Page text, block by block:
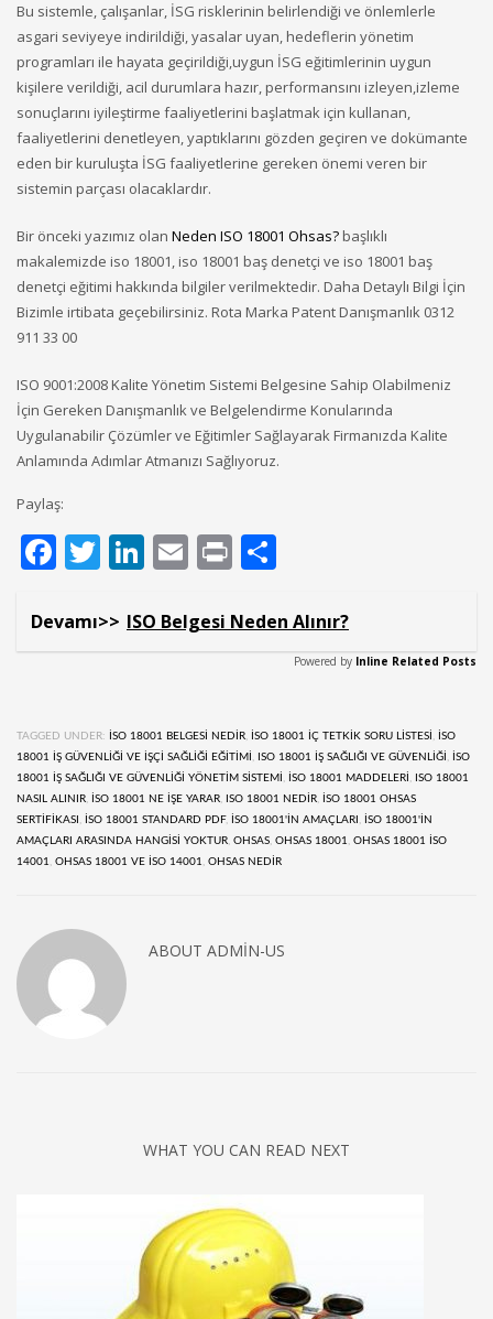
Bu sistemle, çalışanlar, İSG risklerinin belirlendiği ve önlemlerle
asgari seviyeye indirildiği, yasalar uyan, hedeflerin yönetim
programları ile hayata geçirildiği,uygun İSG eğitimlerinin uygun
kişilere verildiği, acil durumlara hazır, performansını izleyen,izleme
sonuçlarını iyileştirme faaliyetlerini başlatmak için kullanan,
faaliyetlerini denetleyen, yaptıklarını gözden geçiren ve dokümante
eden bir kuruluşta İSG faaliyetlerine gereken önemi veren bir
sistemin parçası olacaklardır.
Bir önceki yazımız olan Neden ISO 18001 Ohsas?başlıklı
makalemizde iso 18001, iso 18001 baş denetçi ve iso 18001 baş
denetçi eğitimi hakkında bilgiler verilmektedir. Daha Detaylı Bilgi İçin
Bizimle irtibata geçebilirsiniz. Rota Marka Patent Danışmanlık 0312
911 33 00
ISO 9001:2008 Kalite Yönetim Sistemi Belgesine Sahip Olabilmeniz
İçin Gereken Danışmanlık ve Belgelendirme Konularında
Uygulanabilir Çözümler ve Eğitimler Sağlayarak Firmanızda Kalite
Anlamında Adımlar Atmanızı Sağlıyoruz.
Paylaş:
Facebook
Twitter
LinkedIn
Email
Print
Devamı>> ISO Belgesi Neden Alınır?
Powered by Inline Related Posts
TAGGED UNDER: ISO 18001 BELGESI NEDIR, ISO 18001 IÇ TETKIK SORU LISTESI , ISO
18001 IŞ GÜVENLIĞI VE IŞÇI SAĞLIĞI EĞITIMI , ISO 18001 IŞ SAĞLIĞI VE GÜVENLIĞI , ISO
18001 IŞ SAĞLIĞI VE GÜVENLIĞI YÖNETIM SISTEMI , ISO 18001 MADDELERI , ISO 18001
NASIL ALINIR, ISO 18001 NE IŞE YARAR, ISO 18001 NEDIR, ISO 18001 OHSAS
SERTIFIKASI , ISO 18001 STANDARD PDF, ISO 18001'IN AMAÇLARI , ISO 18001'IN
AMAÇLARI ARASINDA HANGISI YOKTUR, OHSAS, OHSAS 18001 , OHSAS 18001 ISO
14001 , OHSAS 18001 VE ISO 14001 , OHSAS NEDIR
ABOUT ADMIN-US
WHAT YOU CAN READ NEXT